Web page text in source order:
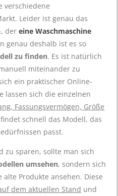
verschiedene
Leider ist genau das
dereine Waschmaschine
genau deshalb ist es so
zu finden. Es ist natürlich
miteinander zu
ein praktischer Online-
lassen sich die einzelnen
Fassungsvermögen, Größe
schnell das Modell, das
passt.
zu sparen, sollte man sich
umsehen, sondern sich
Produkte ansehen. Diese
dem aktuellen Stand und